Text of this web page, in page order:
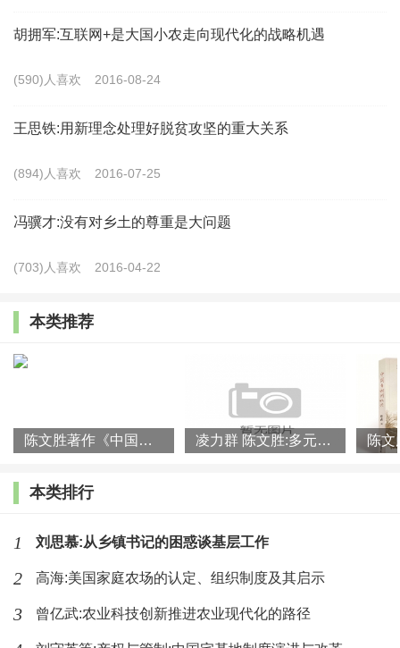
面，研究主要使用的方法有科学内涵与逻辑体系研讨、
在的问题、归纳现有的研究观点和方法基础上，指出现
庆，2018）。目前，乡村振兴面临的主要问题体现在，
农村地区“老龄化”“空心化”“低学历”现象突出（孙学立，
地收益“取之于农，用之于城”的制度障碍尚未破解；乡
村的资源性资产尚未盘活，多样化的融资体系亟待构
建；乡村振兴的制度化建设尚未在学术层面和政策层面
胡拥军:互联网+是大国小农走向现代化的战略机遇
(590)人喜欢 2016-08-24
王思铁:用新理念处理好脱贫攻坚的重大关系
(894)人喜欢 2016-07-25
冯骥才:没有对乡土的尊重是大问题
(703)人喜欢 2016-04-22
本类推荐
陈文胜著作《中国乡村何以兴》入选2023年度影响力书单 凌力群 陈文胜:多元投入:构建乡村产业振兴长效动力机制
本类排行
1 刘思慕:从乡镇书记的困惑谈基层工作
2 高海:美国家庭农场的认定、组织制度及其启示
3 曾亿武:农业科技创新推进农业现代化的路径